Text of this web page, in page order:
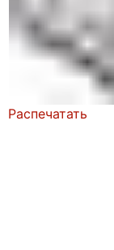
Распечатать